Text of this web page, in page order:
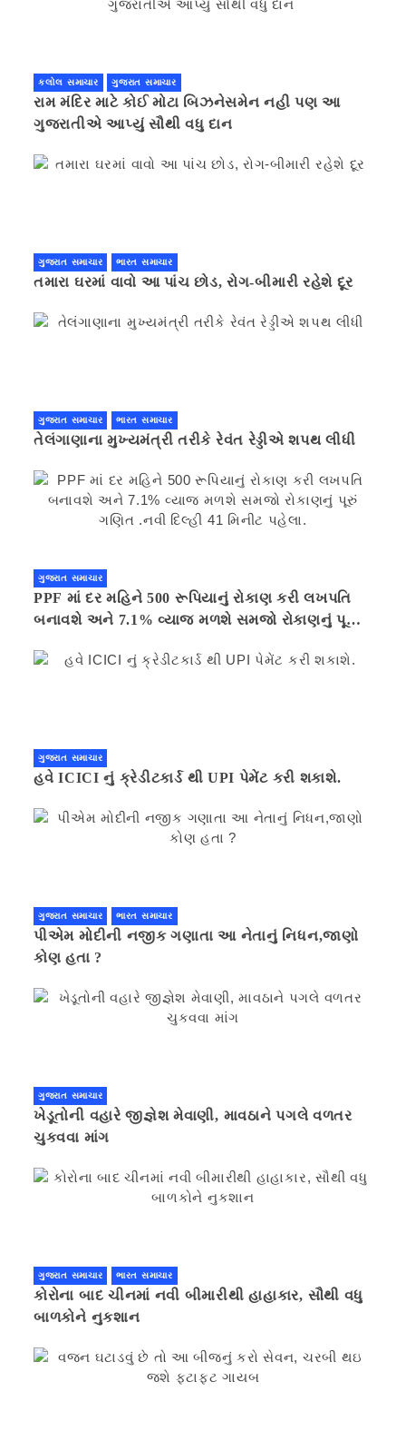
કલોલ સમાચાર ગુજરાત સમાચાર
રામ મંદિર માટે કોઈ મોટા બિઝનેસમેન નહી પણ આ
ગુજરાતીએ આપ્યું સૌથી વધુ દાન
ગુજરાત સમાચાર ભારત સમાચાર
તમારા ઘરમાં વાવો આ પાંચ છોડ, રોગ-બીમારી રહેશે દૂર
ગુજરાત સમાચાર ભારત સમાચાર
તેલંગાણાના મુખ્યમંત્રી તરીકે રેવંત રેડ્ડીએ શપથ લીધી
ગુજરાત સમાચાર
PPF માં દર મહિને 500 રૂપિયાનું રોકાણ કરી લખપતિ
બનાવશે અને 7.1% વ્યાજ મળશે સમજો રોકાણનું પૂરું
ગુજરાત સમાચાર
હવે ICICI નું ક્રેડીટકાર્ડ થી UPI પેમેંટ કરી શકાશે.
ગુજરાત સમાચાર ભારત સમાચાર
પીએમ મોદીની નજીક ગણાતા આ નેતાનું નિધન,જાણો
કોણ હતા ?
ગુજરાત સમાચાર
ખેડૂતોની વહારે જીજ્ઞેશ મેવાણી, માવઠાને પગલે વળતર
ચુકવવા માંગ
ગુજરાત સમાચાર ભારત સમાચાર
કોરોના બાદ ચીનમાં નવી બીમારીથી હાહાકાર, સૌથી વધુ
બાળકોને નુકશાન